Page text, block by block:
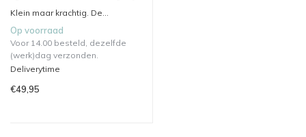
Klein maar krachtig. De...
Op voorraad
Voor 14.00 besteld, dezelfde
(werk)dag verzonden.
Deliverytime
€49,95